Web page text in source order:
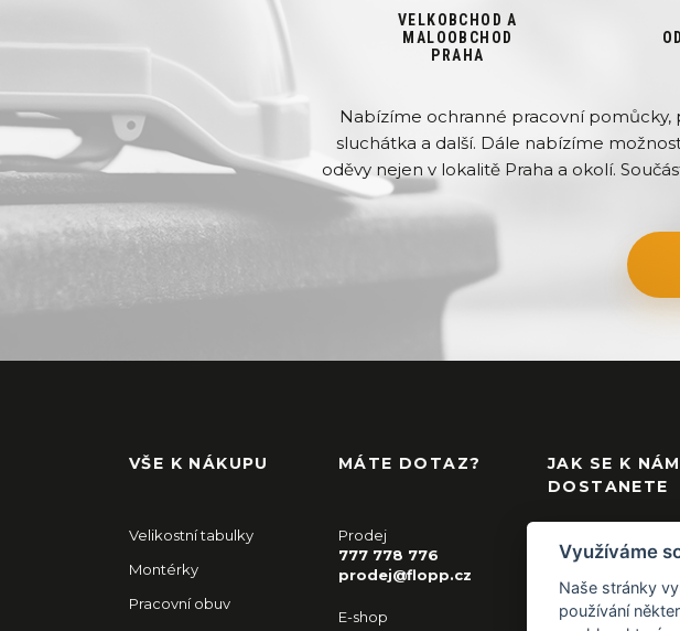
VELKOBCHOD A
MALOOBCHOD
PRAHA
Nabízíme ochranné pracovní pomůcky,
sluchátka a další. Dále nabízíme
oděvy nejen v lokalitě Praha a okolí.
VŠE K NÁKUPU
Velikostní tabulky
Montérky
Pracovní obuv
MÁTE DOTAZ?
Prodej
777 778 776
prodej@flopp.cz
E-shop
JAK SE K NÁM
DOSTANETE
Využíváme
Naše stránky
používání